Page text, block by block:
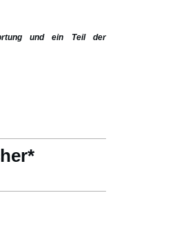
und ein Teil der